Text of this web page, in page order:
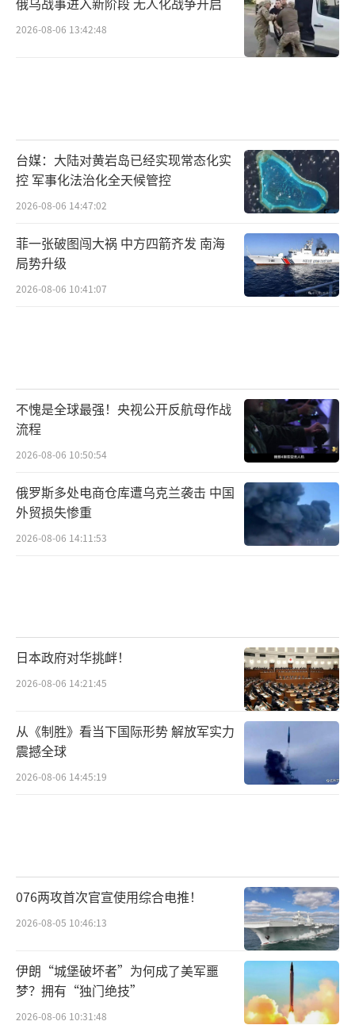
2026-08-06 13:42:48
台媒：大陆对黄岩岛已经实现常态化实
控 军事化法治化全天候管控
2026-08-06 14:47:02
菲一张破图闯大祸 中方四箭齐发 南海
局势升级
2026-08-06 10:41:07
不愧是全球最强！央视公开反航母作战
流程
2026-08-06 10:50:54
俄罗斯多处电商仓库遭乌克兰袭击 中国
外贸损失惨重
2026-08-06 14:11:53
日本政府对华挑衅！
2026-08-06 14:21:45
从《制胜》看当下国际形势 解放军实力
震撼全球
2026-08-06 14:45:19
076两攻首次官宣使用综合电推！
2026-08-05 10:46:13
伊朗“城堡破坏者”为何成了美军噩
梦？拥有“独门绝技”
2026-08-06 10:31:48